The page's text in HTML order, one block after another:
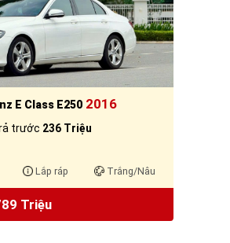
E Class E2502016
trước 236 Triệu
Lắp ráp Trắng/Nâu
Triệu